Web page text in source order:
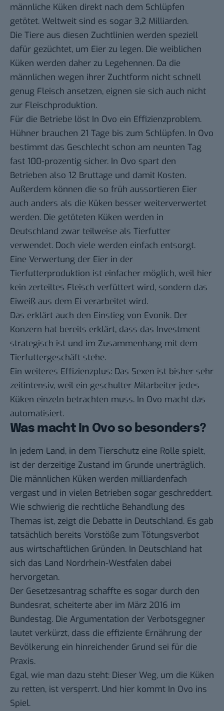
männliche Küken direkt nach dem Schlüpfen
getötet. Weltweit sind es sogar 3,2 Milliarden.
Die Tiere aus diesen Zuchtlinien werden speziell
dafür gezüchtet, um Eier zu legen. Die weiblichen
Küken werden daher zu Legehennen. Da die
männlichen wegen ihrer Zuchtform nicht schnell
genug Fleisch ansetzen, eignen sie sich auch nicht
zur Fleischproduktion.
Für die Betriebe löst In Ovo ein Effizienzproblem.
Hühner brauchen 21 Tage bis zum Schlüpfen. In Ovo
bestimmt das Geschlecht schon am neunten Tag
fast 100-prozentig sicher. In Ovo spart den
Betrieben also 12 Bruttage und damit Kosten.
Außerdem können die so früh aussortieren Eier
auch anders als die Küken besser weiterverwertet
werden. Die getöteten Küken werden in
Deutschland zwar teilweise als Tierfutter
verwendet. Doch viele werden einfach entsorgt.
Eine Verwertung der Eier in der
Tierfutterproduktion ist einfacher möglich, weil hier
kein zerteiltes Fleisch verfüttert wird, sondern das
Eiweiß aus dem Ei verarbeitet wird.
Das erklärt auch den Einstieg von Evonik. Der
Konzern hat bereits erklärt, dass das Investment
strategisch ist und im Zusammenhang mit dem
Tierfuttergeschäft stehe.
Ein weiteres Effizienzplus: Das Sexen ist bisher sehr
zeitintensiv, weil ein geschulter Mitarbeiter jedes
Küken einzeln betrachten muss. In Ovo macht das
automatisiert.
Was macht In Ovo so besonders?
In jedem Land, in dem Tierschutz eine Rolle spielt,
ist der derzeitige Zustand im Grunde unerträglich.
Die männlichen Küken werden milliardenfach
vergast und in vielen Betrieben sogar geschreddert.
Wie schwierig die rechtliche Behandlung des
Themas ist, zeigt die Debatte in Deutschland. Es gab
tatsächlich bereits Vorstöße zum Tötungsverbot
aus wirtschaftlichen Gründen. In Deutschland hat
sich das Land Nordrhein-Westfalen dabei
hervorgetan.
Der Gesetzesantrag schaffte es sogar durch den
Bundesrat, scheiterte aber im März 2016 im
Bundestag. Die Argumentation der Verbotsgegner
lautet verkürzt, dass die effiziente Ernährung der
Bevölkerung ein hinreichender Grund sei für die
Praxis.
Egal, wie man dazu steht: Dieser Weg, um die Küken
zu retten, ist versperrt. Und hier kommt In Ovo ins
Spiel.